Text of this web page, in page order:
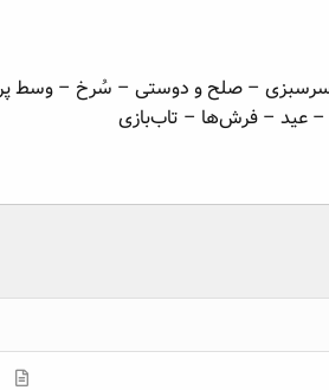
– صلح و دوستی – سُرخ – وسط
عید – فرش‌ها – تاب‌بازی
م